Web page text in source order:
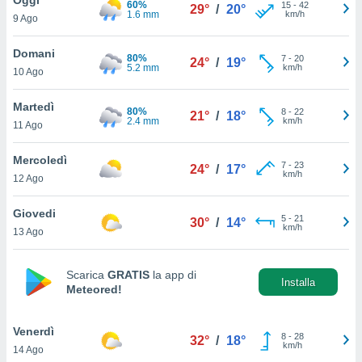
è
al sito
di
ci
di
il
un
la
nella
9 Ago
60%
1.6 mm
29° / 20° 15- 42
km/h
Domani
10 Ago
80%
5.2 mm
24° / 19° 7- 20
km/h
Martedì
11 Ago
80%
2.4 mm
21° / 18° 8- 22
km/h
Mercoledì
12 Ago
24° / 17° 7- 23
km/h
Giovedi
13 Ago
30° / 14° 5- 21
km/h
Scarica GRATIS la app di
Meteored!
Installa
Venerdì
14 Ago
32° / 18° 8- 28
km/h